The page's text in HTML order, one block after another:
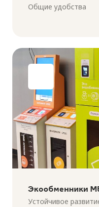
Общие удобства
Экообменники
Устойчивое